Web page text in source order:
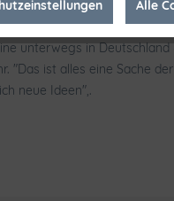
Der intensive Dialog sei
unterwegs in
ist alles eine Sache
neue Ideen",.
Alle